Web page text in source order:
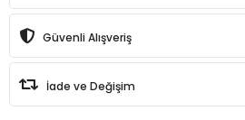
Güvenli Alışveriş
İade ve Değişim